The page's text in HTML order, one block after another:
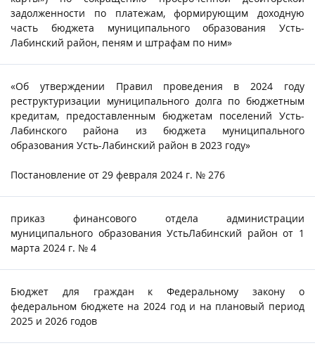
задолженности по платежам, формирующим доходную
часть бюджета муниципального образования Усть-
Лабинский район, пеням и штрафам по ним»
«Об утверждении Правил проведения в 2024 году
реструктуризации муниципального долга по бюджетным
кредитам, предоставленным бюджетам поселений Усть-
Лабинского района из бюджета муниципального
образования Усть-Лабинский район в 2023 году»
Постановление от 29 февраля 2024 г. № 276
приказ финансового отдела администрации
муниципального образования УстьЛабинский район от 1
марта 2024 г. № 4
Бюджет для граждан к Федеральному закону о
федеральном бюджете на 2024 год и на плановый период
2025 и 2026 годов